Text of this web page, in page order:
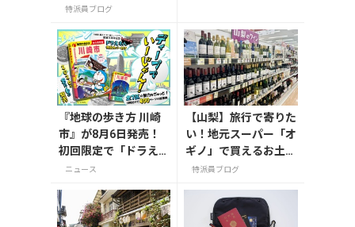
GLASS 熾火」で味わ
ー
特派員ブログ
『地球の歩き方 川崎
市』が8月6日発売！
初回限定で「ドラえ
もん」描き下ろし特
ニュース
【山梨】旅行で寄りた
い！地元スーパー「オ
ギノ」で買えるお土産
4選
特派員ブログ